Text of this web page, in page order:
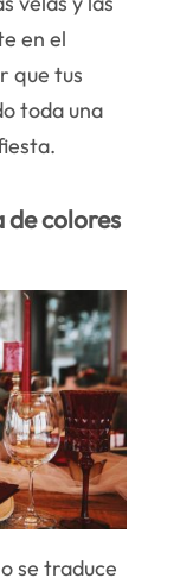
en el
que tus
toda una
colores
se traduce